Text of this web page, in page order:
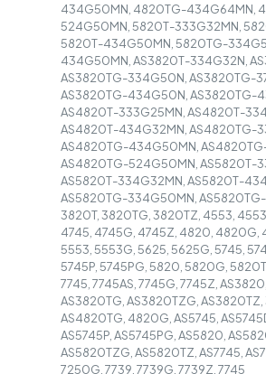
434G50MN, 4820TG-434G64MN,
524G50MN, 5820T-333G32MN,
5820T-434G50MN, 5820TG-
434G50MN, AS3820T-334G32N,
AS3820TG-334G50N, AS3820TG-
AS3820TG-434G50N, AS3820TG-
AS4820T-333G25MN, AS4820T-
AS4820T-434G32MN, AS4820TG-
AS4820TG-434G50MN,
AS4820TG-524G50MN, AS5820T-
AS5820T-334G32MN, AS5820T-
AS5820TG-334G50MN,
3820T, 3820TG, 3820TZ, 4553,
4745, 4745G, 4745Z, 4820, 4820G,
5553, 5553G, 5625, 5625G, 5745,
5745P, 5745PG, 5820, 5820G,
7745, 7745AS, 7745G, 7745Z,
AS3820TG, AS3820TZG,
AS4820TG, 4820G, AS5745,
AS5745P, AS5745PG, AS5820,
AS5820TZG, AS5820TZ, AS7745,
7250G, 7739, 7739G, 7739Z, 7745